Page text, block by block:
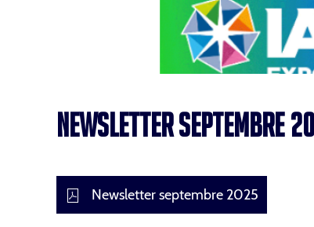
NEWSLETTER SEPTEMBRE
Newsletter septembre 2025